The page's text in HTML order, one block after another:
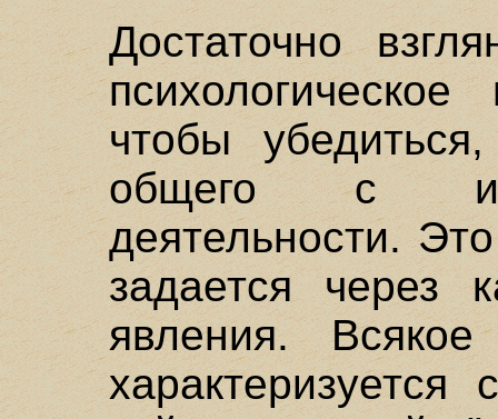
Достаточно
чтобы
общего с
деятельности.
задается через
явления. Всякое
характеризуется